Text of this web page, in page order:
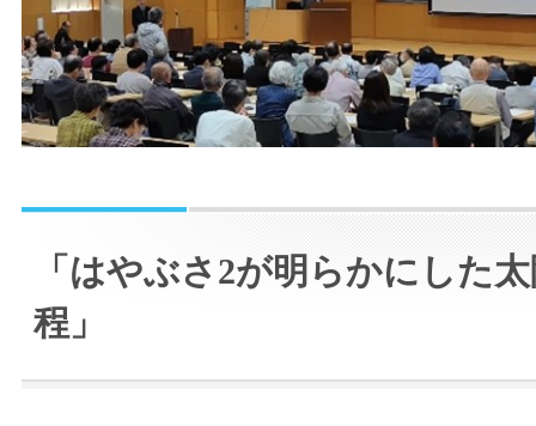
「はやぶさ2が明らかにした
程」